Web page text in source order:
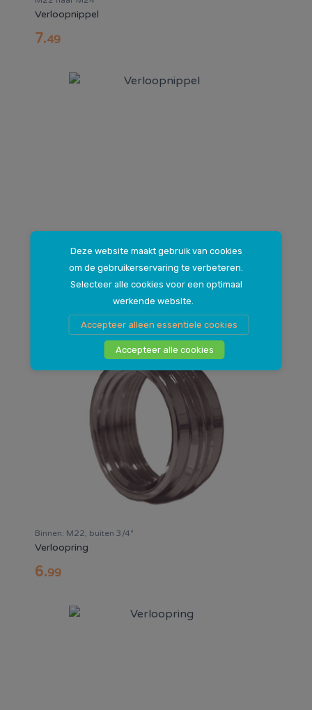
Deze website maakt gebruik van cookies
om de gebruikerservaring te verbeteren.
Selecteer alle cookies voor een optimaal
werkende website.
Accepteer alleen essentiele cookies
Accepteer alle cookies
Verloopnippel
7.49
Binnen: 1/2", buiten M22
Verloopnippel
Binnen: M22, buiten 3/4"
Verloopring
6.99